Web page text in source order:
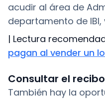
acudir al área de
departamento de
| Lectura
pagan al vender un
Consultar el
También hay la